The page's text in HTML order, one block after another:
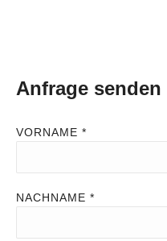
Anfrage senden
VORNAME *
NACHNAME *